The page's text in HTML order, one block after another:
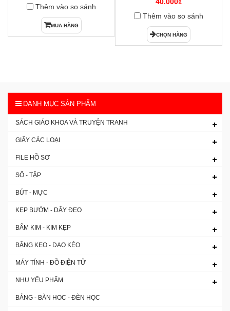
Thêm vào so sánh
MUA HÀNG
40.000₫
Thêm vào so sánh
CHỌN HÀNG
DANH MỤC SẢN PHẨM
SÁCH GIÁO KHOA VÀ TRUYỆN TRANH
GIẤY CÁC LOẠI
FILE HỒ SƠ
SỔ - TẬP
BÚT - MỰC
KẸP BƯỚM - DÂY ĐEO
BẤM KIM - KIM KẸP
BĂNG KEO - DAO KÉO
MÁY TÍNH - ĐỒ ĐIỆN TỬ
NHU YẾU PHẨM
BẢNG - BÀN HOC - ĐÈN HỌC